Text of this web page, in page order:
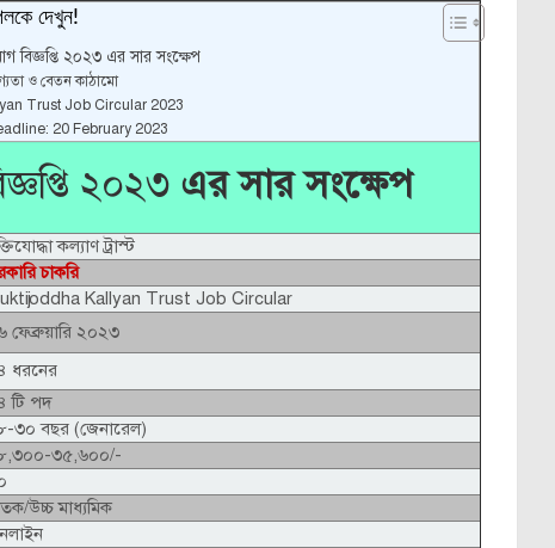
দেখুন!
বিজ্ঞপ্তি ২০২৩ এর সার সংক্ষেপ
ও বেতন কাঠামো
Trust Job Circular 2023
20 February 2023
২০২৩এর সার সংক্ষেপ
কল্যাণ ট্রাস্ট
চাকরি
Kallyan Trust Job Circular
ফেব্রুয়ারি ২০২৩
ধরনের
টি পদ
৩০ বছর (জেনারেল)
৩৫,৬০০/-
উচ্চ মাধ্যমিক